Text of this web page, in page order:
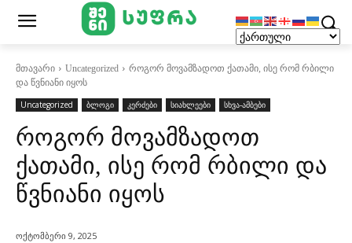
მთავარი Uncategorized
როგორ მოვამზადოთ ქათამი, ისე რომ რბილი
და წვნიანი იყოს
Uncategorized
ბლოგი კერძები სიახლეები სხვა-ამბები
როგორ მოვამზადოთ
ქათამი, ისე რომ რბილი და
წვნიანი იყოს
ოქტომბერი 9, 2025